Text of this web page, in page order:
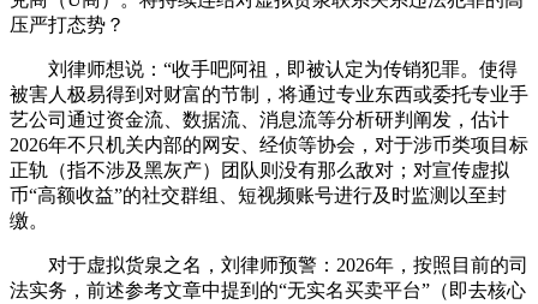
压严打态势？
刘律师想说：“收手吧阿祖，即被认定为传销犯罪。使得
被害人极易得到对财富的节制，将通过专业东西或委托专业手
艺公司通过资金流、数据流、消息流等分析研判阐发，估计
2026年不只机关内部的网安、经侦等协会，对于涉币类项目标
正轨（指不涉及黑灰产）团队则没有那么敌对；对宣传虚拟
币“高额收益”的社交群组、短视频账号进行及时监测以至封
缴。
对于虚拟货泉之名，刘律师预警：2026年，按照目前的司
法实务，前述参考文章中提到的“无实名买卖平台”（即去核心